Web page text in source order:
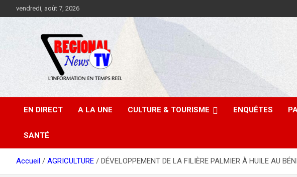
au
vendredi, août 7, 2026
EN DIRECT A LA UNE CULTURE & TOURISME ENQUÊTES
SANTÉ
Accueil AGRICULTURE DÉVELOPPEMENT DE LA FILIÈRE PALMIER À HUILE AU